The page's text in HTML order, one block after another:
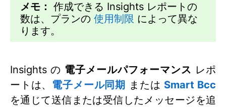
メモ： 作成できる Insights レポートの
数は、プランの 使用制限 によって異な
ります。
Insights の 電子メールパフォーマンス レポ
ートは、 電子メール同期 または Smart Bcc
を通じて送信または受信したメッセージを追